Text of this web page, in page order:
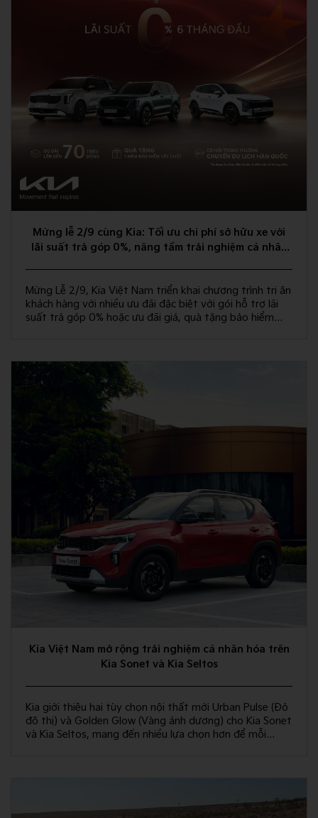
Mừng lễ 2/9 cùng Kia: Tối ưu chi phí sở hữu xe với
lãi suất trả góp 0%, nâng tầm trải nghiệm cá nhân
Mừng Lễ 2/9, Kia Việt Nam triển khai chương trình tri ân
khách hàng với nhiều ưu đãi đặc biệt với gói hỗ trợ lãi
suất trả góp 0% hoặc ưu đãi giá, quà tặng bảo hiểm
Kia Việt Nam mở rộng trải nghiệm cá nhân hóa trên
Kia Sonet và Kia Seltos
Kia giới thiệu hai tùy chọn nội thất mới Urban Pulse (Đỏ
đô thị) và Golden Glow (Vàng ánh dương) cho Kia Sonet
và Kia Seltos, mang đến nhiều lựa chọn hơn để mỗi